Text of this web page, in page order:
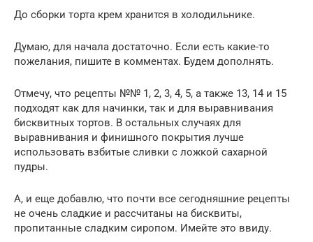
До сборки торта крем хранится в холодильнике.
Думаю, для начала достаточно. Если есть какие-то
пожелания, пишите в комментах. Будем дополнять.
Отмечу, что рецепты №№ 1, 2, 3, 4, 5, а также 13, 14 и 15
подходят как для начинки, так и для выравнивания
бисквитных тортов. В остальных случаях для
выравнивания и финишного покрытия лучше
использовать взбитые сливки с ложкой сахарной
пудры.
А, и еще добавлю, что почти все сегодняшние рецепты
не очень сладкие и рассчитаны на бисквиты,
пропитанные сладким сиропом. Имейте это ввиду.